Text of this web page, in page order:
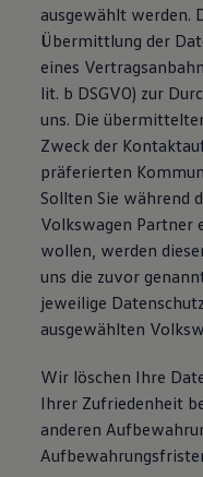
ausgewählt werden.
Übermittlung der
eines
lit. b DSGVO) zur
uns. Die
Zweck der
präferierten
Sollten Sie während
Volkswagen Partner
wollen, werden
uns die zuvor
jeweilige
ausgewählten
Wir löschen Ihre
Ihrer Zufriedenheit
anderen